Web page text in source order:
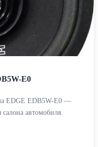
E0
EDGE EDB5W-E0 —
автомобиля.